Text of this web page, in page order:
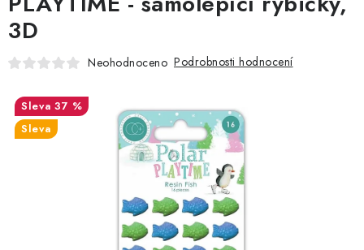
KNIHAŘSKÝ MATERIÁL
OBLÍBENÉ ♥️
FOTORECENZE
3D
Neohodnoceno Podrobnosti hodnocení
37 %
Sleva